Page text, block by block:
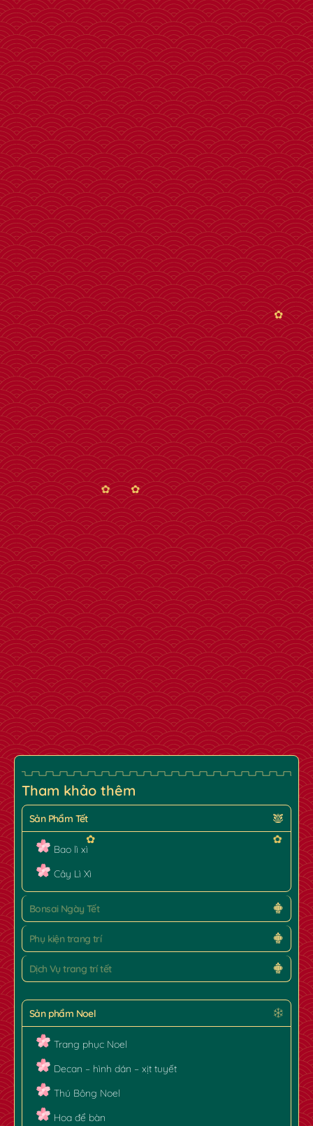
Tham khảo thêm
Sản Phẩm Tết
Bao lì xì
Cây Lì Xì
Bonsai Ngày Tết
Phụ kiện trang trí
Dịch Vụ trang trí tết
Sản phẩm Noel
Trang phục Noel
Decan – hình dán – xịt tuyết
Thú Bông Noel
Hoa để bàn
✿
✿
✿